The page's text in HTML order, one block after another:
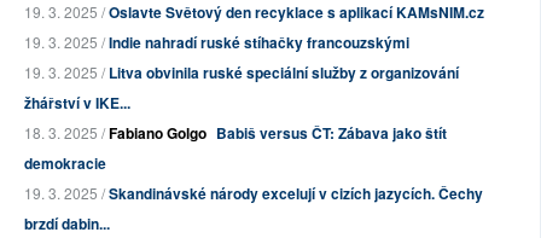
19. 3. 2025 /Oslavte Světový den recyklace s aplikací KAMsNIM.cz
19. 3. 2025 /Indie nahradí ruské stíhačky francouzskými
19. 3. 2025 /Litva obvinila ruské speciální služby z organizování
žhářství v IKE...
18. 3. 2025 /Fabiano Golgo Babiš versus ČT: Zábava jako štít
demokracie
19. 3. 2025 /Skandinávské národy excelují v cizích jazycích. Čechy
brzdí dabin...